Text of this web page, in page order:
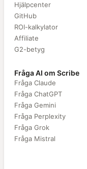
Hjälpcenter
GitHub
ROI-kalkylator
Affiliate
G2-betyg
Fråga AI om Scribe
Fråga Claude
Fråga ChatGPT
Fråga Gemini
Fråga Perplexity
Fråga Grok
Fråga Mistral